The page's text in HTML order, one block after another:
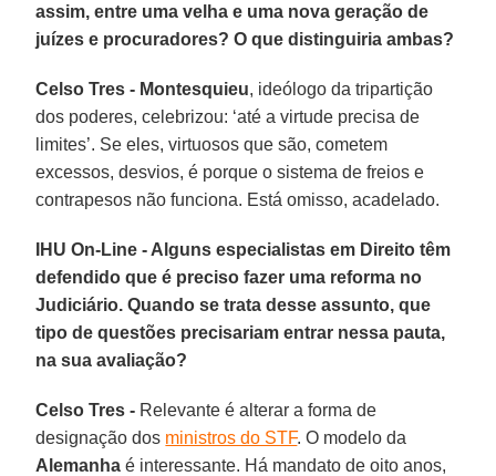
assim, entre uma velha e uma nova geração de
juízes e procuradores? O que distinguiria ambas?
Celso Tres - Montesquieu, ideólogo da tripartição
dos poderes, celebrizou: ‘até a virtude precisa de
limites’. Se eles, virtuosos que são, cometem
excessos, desvios, é porque o sistema de freios e
contrapesos não funciona. Está omisso, acadelado.
IHU On-Line - Alguns especialistas em Direito têm
defendido que é preciso fazer uma reforma no
Judiciário. Quando se trata desse assunto, que
tipo de questões precisariam entrar nessa pauta,
na sua avaliação?
Celso Tres - Relevante é alterar a forma de
designação dos ministros do STF. O modelo da
Alemanha é interessante. Há mandato de oito anos,